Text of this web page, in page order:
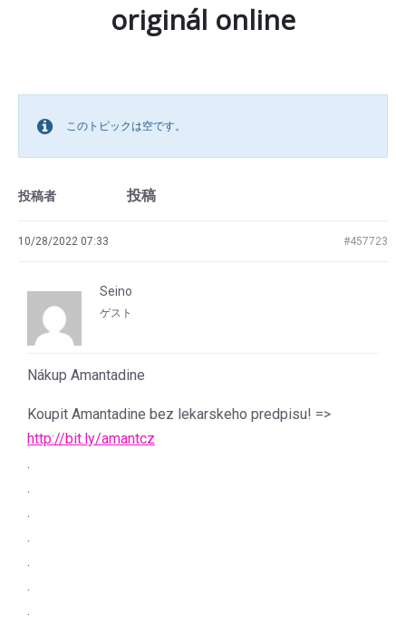
originál online
このトピックは空です。
投稿者 投稿
10/28/2022 07:33 #457723
Seino
ゲスト
Nákup Amantadine
Koupit Amantadine bez lekarskeho predpisu! =>
http://bit.ly/amantcz
.
.
.
.
.
.
.